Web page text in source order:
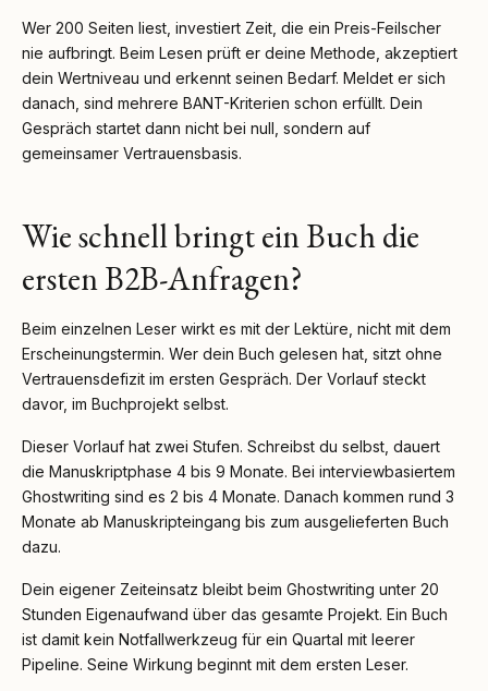
Wer 200 Seiten liest, investiert Zeit, die ein Preis-Feilscher
nie aufbringt. Beim Lesen prüft er deine Methode, akzeptiert
dein Wertniveau und erkennt seinen Bedarf. Meldet er sich
danach, sind mehrere BANT-Kriterien schon erfüllt. Dein
Gespräch startet dann nicht bei null, sondern auf
gemeinsamer Vertrauensbasis.
Wie schnell bringt ein Buch die
ersten B2B-Anfragen?
Beim einzelnen Leser wirkt es mit der Lektüre, nicht mit dem
Erscheinungstermin. Wer dein Buch gelesen hat, sitzt ohne
Vertrauensdefizit im ersten Gespräch. Der Vorlauf steckt
davor, im Buchprojekt selbst.
Dieser Vorlauf hat zwei Stufen. Schreibst du selbst, dauert
die Manuskriptphase 4 bis 9 Monate. Bei interviewbasiertem
Ghostwriting sind es 2 bis 4 Monate. Danach kommen rund 3
Monate ab Manuskripteingang bis zum ausgelieferten Buch
dazu.
Dein eigener Zeiteinsatz bleibt beim Ghostwriting unter 20
Stunden Eigenaufwand über das gesamte Projekt. Ein Buch
ist damit kein Notfallwerkzeug für ein Quartal mit leerer
Pipeline. Seine Wirkung beginnt mit dem ersten Leser.